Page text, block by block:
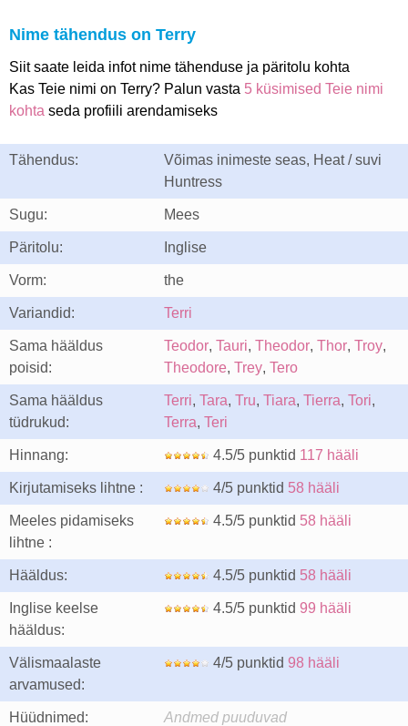
Nime tähendus on Terry
Siit saate leida infot nime tähenduse ja päritolu kohta
Kas Teie nimi on Terry? Palun vasta 5 küsimised Teie nimi
kohta seda profiili arendamiseks
Tähendus:
Võimas inimeste seas, Heat / suvi
Huntress
Sugu: Mees
Päritolu: Inglise
Vorm: the
Variandid: Terri
Sama hääldus
poisid:
Teodor, Tauri, Theodor, Thor, Troy,
Theodore, Trey, Tero
Sama hääldus
tüdrukud:
Terri, Tara, Tru, Tiara, Tierra, Tori,
Terra, Teri
Hinnang: 4.5/5 punktid 117 hääli
Kirjutamiseks lihtne : 4/5 punktid 58 hääli
Meeles pidamiseks
lihtne :
4.5/5 punktid 58 hääli
Hääldus: 4.5/5 punktid 58 hääli
Inglise keelse
hääldus:
4.5/5 punktid 99 hääli
Välismaalaste
arvamused:
4/5 punktid 98 hääli
Hüüdnimed: Andmed puuduvad